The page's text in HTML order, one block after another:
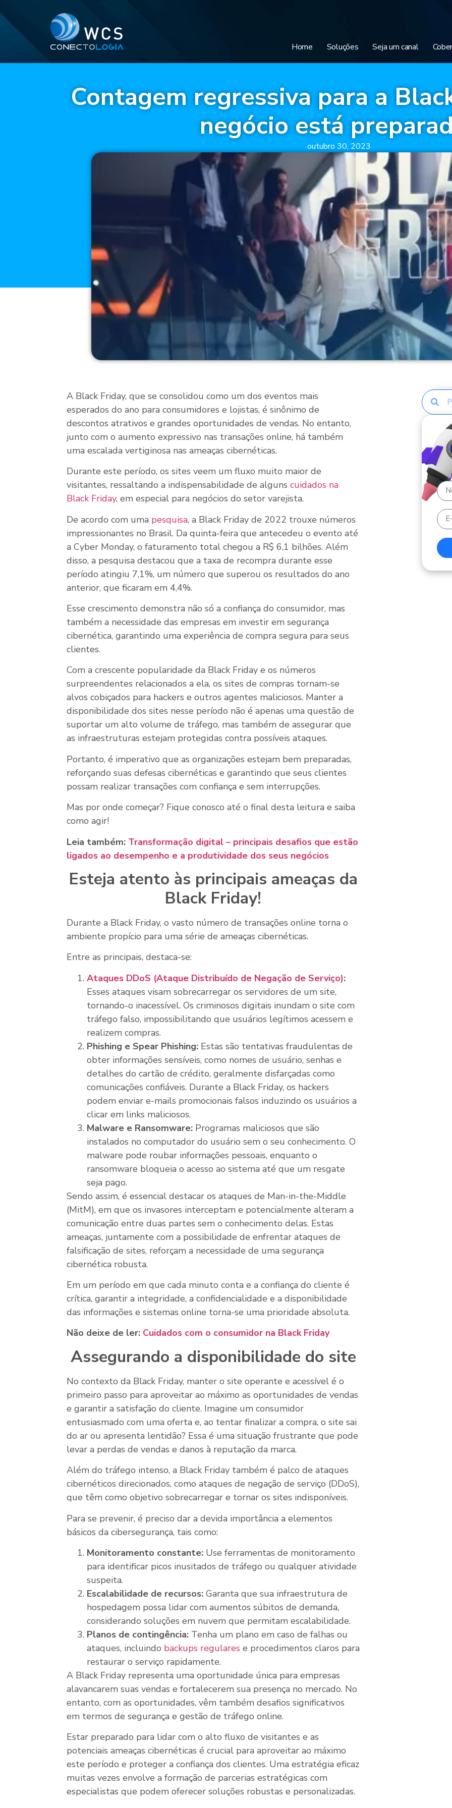
Home Soluções Seja um canal
Contagem regressiva para a
negócio está
outubro 30, 2023
A Black Friday, que se consolidou como um dos eventos mais
esperados do ano para consumidores e lojistas, é sinônimo de
descontos atrativos e grandes oportunidades de vendas. No entanto,
junto com o aumento expressivo nas transações online, há também
uma escalada vertiginosa nas ameaças cibernéticas.
Durante este período, os sites veem um fluxo muito maior de
visitantes, ressaltando a indispensabilidade de alguns cuidados na
Black Friday, em especial para negócios do setor varejista.
De acordo com uma pesquisa, a Black Friday de 2022 trouxe números
impressionantes no Brasil. Da quinta-feira que antecedeu o evento até
a Cyber Monday, o faturamento total chegou a R$ 6,1 bilhões. Além
disso, a pesquisa destacou que a taxa de recompra durante esse
período atingiu 7,1%, um número que superou os resultados do ano
anterior, que ficaram em 4,4%.
Esse crescimento demonstra não só a confiança do consumidor, mas
também a necessidade das empresas em investir em segurança
cibernética, garantindo uma experiência de compra segura para seus
clientes.
Com a crescente popularidade da Black Friday e os números
surpreendentes relacionados a ela, os sites de compras tornam-se
alvos cobiçados para hackers e outros agentes maliciosos. Manter a
disponibilidade dos sites nesse período não é apenas uma questão de
suportar um alto volume de tráfego, mas também de assegurar que
as infraestruturas estejam protegidas contra possíveis ataques.
Portanto, é imperativo que as organizações estejam bem preparadas,
reforçando suas defesas cibernéticas e garantindo que seus clientes
possam realizar transações com confiança e sem interrupções.
Mas por onde começar? Fique conosco até o final desta leitura e saiba
como agir!
Leia também: Transformação digital – principais desafios que estão
ligados ao desempenho e a produtividade dos seus negócios
Esteja atento às principais ameaças da
Black Friday!
Durante a Black Friday, o vasto número de transações online torna o
ambiente propício para uma série de ameaças cibernéticas.
Entre as principais, destaca-se:
Ataques DDoS (Ataque Distribuído de Negação de Serviço):
Esses ataques visam sobrecarregar os servidores de um site,
tornando-o inacessível. Os criminosos digitais inundam o site com
tráfego falso, impossibilitando que usuários legítimos acessem e
realizem compras.
Phishing e Spear Phishing: Estas são tentativas fraudulentas de
obter informações sensíveis, como nomes de usuário, senhas e
detalhes do cartão de crédito, geralmente disfarçadas como
comunicações confiáveis. Durante a Black Friday, os hackers
podem enviar e-mails promocionais falsos induzindo os usuários a
clicar em links maliciosos.
Malware e Ransomware: Programas maliciosos que são
instalados no computador do usuário sem o seu conhecimento. O
malware pode roubar informações pessoais, enquanto o
ransomware bloqueia o acesso ao sistema até que um resgate
seja pago.
Sendo assim, é essencial destacar os ataques de Man-in-the-Middle
(MitM), em que os invasores interceptam e potencialmente alteram a
comunicação entre duas partes sem o conhecimento delas. Estas
ameaças, juntamente com a possibilidade de enfrentar ataques de
falsificação de sites, reforçam a necessidade de uma segurança
cibernética robusta.
Em um período em que cada minuto conta e a confiança do cliente é
crítica, garantir a integridade, a confidencialidade e a disponibilidade
das informações e sistemas online torna-se uma prioridade absoluta.
Não deixe de ler: Cuidados com o consumidor na Black Friday
Assegurando a disponibilidade do site
No contexto da Black Friday, manter o site operante e acessível é o
primeiro passo para aproveitar ao máximo as oportunidades de vendas
e garantir a satisfação do cliente. Imagine um consumidor
entusiasmado com uma oferta e, ao tentar finalizar a compra, o site sai
do ar ou apresenta lentidão? Essa é uma situação frustrante que pode
levar a perdas de vendas e danos à reputação da marca.
Além do tráfego intenso, a Black Friday também é palco de ataques
cibernéticos direcionados, como ataques de negação de serviço (DDoS),
que têm como objetivo sobrecarregar e tornar os sites indisponíveis.
Para se prevenir, é preciso dar a devida importância a elementos
básicos da cibersegurança, tais como:
Monitoramento constante: Use ferramentas de monitoramento
para identificar picos inusitados de tráfego ou qualquer atividade
suspeita.
Escalabilidade de recursos: Garanta que sua infraestrutura de
hospedagem possa lidar com aumentos súbitos de demanda,
considerando soluções em nuvem que permitam escalabilidade.
Planos de contingência: Tenha um plano em caso de falhas ou
ataques, incluindo backups regulares e procedimentos claros para
restaurar o serviço rapidamente.
A Black Friday representa uma oportunidade única para empresas
alavancarem suas vendas e fortalecerem sua presença no mercado. No
entanto, com as oportunidades, vêm também desafios significativos
em termos de segurança e gestão de tráfego online.
Estar preparado para lidar com o alto fluxo de visitantes e as
potenciais ameaças cibernéticas é crucial para aproveitar ao máximo
este período e proteger a confiança dos clientes. Uma estratégia eficaz
muitas vezes envolve a formação de parcerias estratégicas com
especialistas que podem oferecer soluções robustas e personalizadas.